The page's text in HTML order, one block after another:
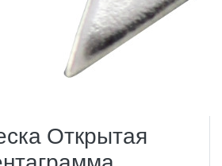
Открытая